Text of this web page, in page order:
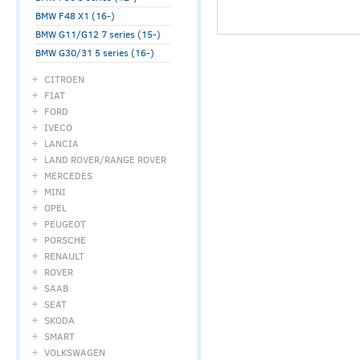
BMW F48 X1 (16-)
BMW G11/G12 7 series (15-)
BMW G30/31 5 series (16-)
CITROEN
FIAT
FORD
IVECO
LANCIA
LAND ROVER/RANGE ROVER
MERCEDES
MINI
OPEL
PEUGEOT
PORSCHE
RENAULT
ROVER
SAAB
SEAT
SKODA
SMART
VOLKSWAGEN